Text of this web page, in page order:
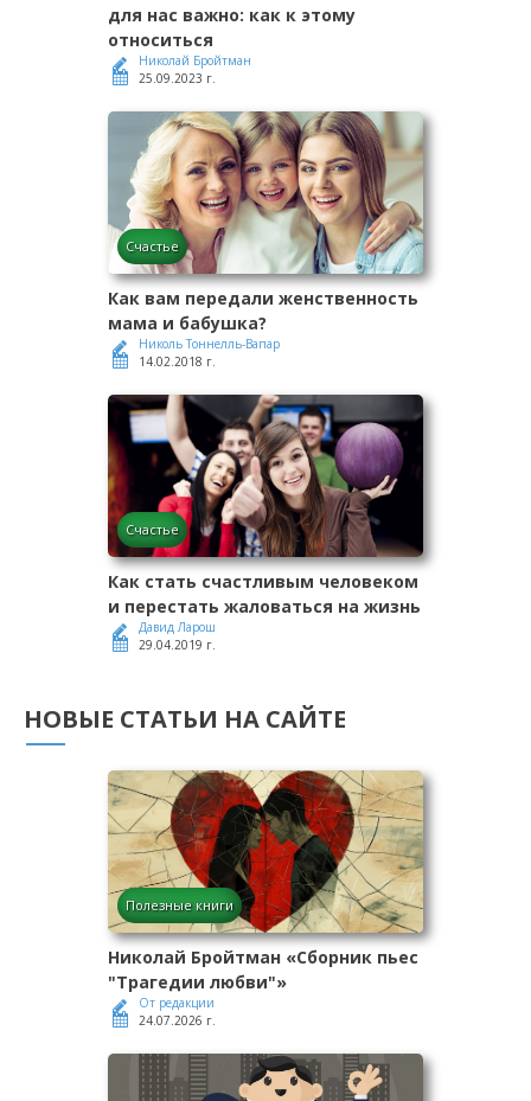
для нас важно: как к этому
относиться
Николай Бройтман
25.09.2023 г.
Счастье
Как вам передали женственность
мама и бабушка?
Николь Тоннелль-Вапар
14.02.2018 г.
Счастье
Как стать счастливым человеком
и перестать жаловаться на жизнь
Давид Ларош
29.04.2019 г.
НОВЫЕ СТАТЬИ НА САЙТЕ
Полезные книги
Николай Бройтман «Сборник пьес
"Трагедии любви"»
От редакции
24.07.2026 г.